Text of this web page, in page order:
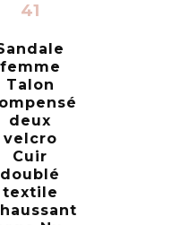
41
femme
Talon
deux
velcro
Cuir
doublé
textile